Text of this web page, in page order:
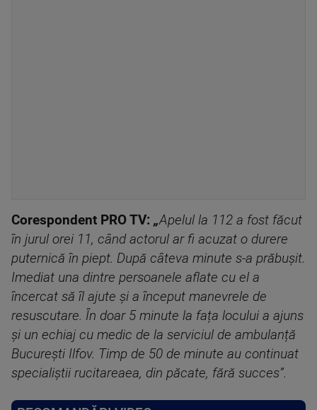
Corespondent PRO TV: „Apelul la 112 a fost făcut
în jurul orei 11, când actorul ar fi acuzat o durere
puternică în piept. După câteva minute s-a prăbușit.
Imediat una dintre persoanele aflate cu el a
încercat să îl ajute și a început manevrele de
resuscutare. În doar 5 minute la fața locului a ajuns
și un echiaj cu medic de la serviciul de ambulanță
București Ilfov. Timp de 50 de minute au continuat
specialiștii rucitareaea, din păcate, fără succes”.